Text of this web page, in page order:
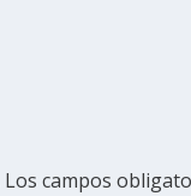
Los campos